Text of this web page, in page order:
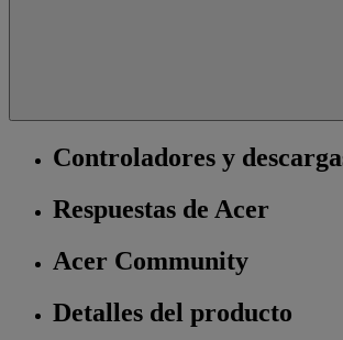
Controladores y
Respuestas de Acer
Acer Community
Detalles del producto